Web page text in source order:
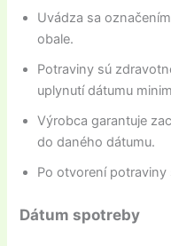
Uvádza sa
obale.
Potraviny sú
uplynutí dátumu
Výrobca garantuje
do daného dátumu.
Po otvorení
Dátum spotreby